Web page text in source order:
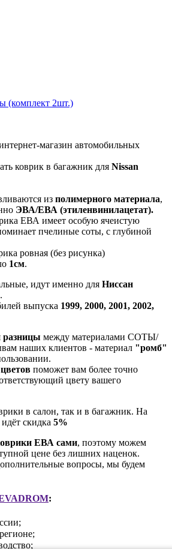
(комплект 2шт.)
магазин автомобильных
коврик в багажник для Nissan
из полимерного материала,
ЭВА/ЕВА (этиленвинилацетат).
ЕВА имеет особую ячеистую
пчелиные соты, с глубиной
ровная (без рисунка)
1см.
идут именно для Ниссан
.
выпуска 1999, 2000, 2001, 2002,
разницы между материалами СОТЫ/
наших клиентов - материал "ромб"
поможет вам более точно
цвету вашего
в салон, так и в багажник. На
скидка 5%
ЕВА сами, поэтому можем
цене без лишних наценок.
вопросы, мы будем
: